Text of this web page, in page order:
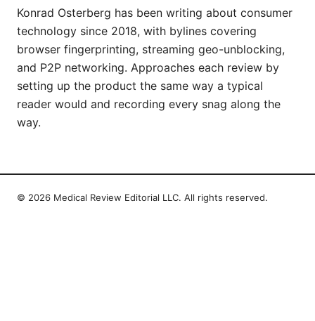
Konrad Osterberg has been writing about consumer
technology since 2018, with bylines covering
browser fingerprinting, streaming geo-unblocking,
and P2P networking. Approaches each review by
setting up the product the same way a typical
reader would and recording every snag along the
way.
© 2026 Medical Review Editorial LLC. All rights reserved.